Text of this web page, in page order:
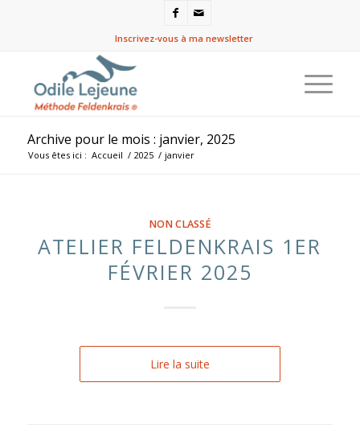
Inscrivez-vous à ma newsletter
Archive pour le mois : janvier, 2025
Vous êtes ici : Accueil / 2025 / janvier
NON CLASSÉ
ATELIER FELDENKRAIS 1ER
FÉVRIER 2025
Lire la suite